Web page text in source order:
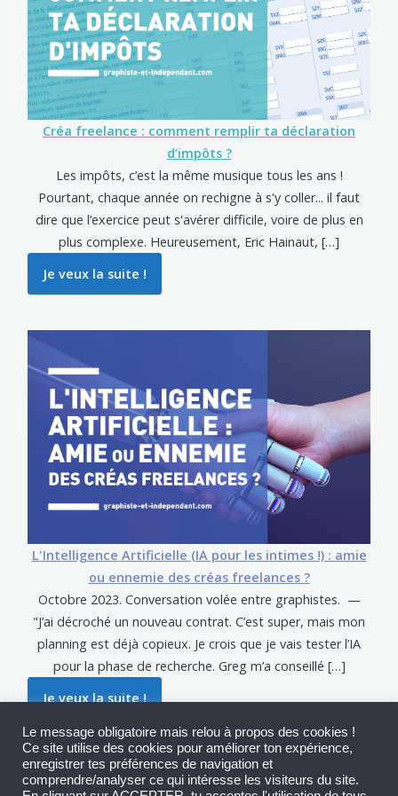
Créa freelance : comment remplir ta déclaration
d’impôts ?
Les impôts, c’est la même musique tous les ans !
Pourtant, chaque année on rechigne à s'y coller... il faut
dire que l’exercice peut s'avérer difficile, voire de plus en
plus complexe. Heureusement, Eric Hainaut, […]
Je veux la suite !
L'Intelligence Artificielle (IA pour les intimes !) : amie
ou ennemie des créas freelances ?
Octobre 2023. Conversation volée entre graphistes. —
"J’ai décroché un nouveau contrat. C’est super, mais mon
planning est déjà copieux. Je crois que je vais tester l’IA
pour la phase de recherche. Greg m’a conseillé […]
Je veux la suite !
PLUS D'ARTICLES...
Le message obligatoire mais relou à propos des cookies !
Ce site utilise des cookies pour améliorer ton expérience,
enregistrer tes préférences de navigation et
comprendre/analyser ce qui intéresse les visiteurs du site.